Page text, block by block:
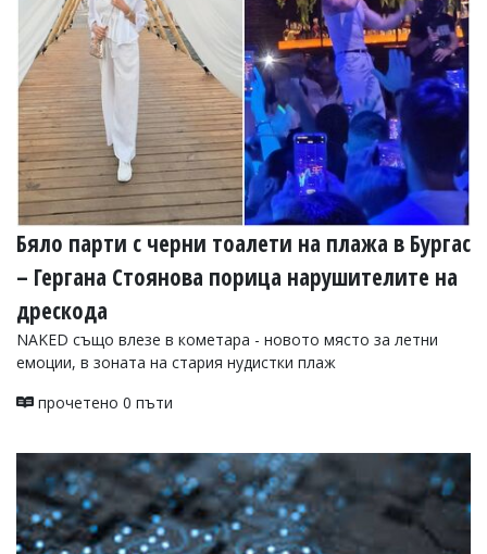
Бяло парти с черни тоалети на плажа в Бургас
– Гергана Стоянова порица нарушителите на
дрескода
NAKED също влезе в кометара - новото място за летни
емоции, в зоната на стария нудистки плаж
прочетено 0 пъти